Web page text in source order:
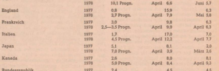
In
Lightbox
öffnen